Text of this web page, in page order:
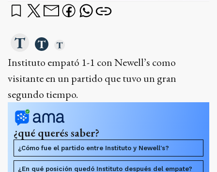
Instituto empató 1-1 con Newell’s como
visitante en un partido que tuvo un gran
segundo tiempo.
¿qué querés saber?
¿Cómo fue el partido entre Instituto y Newell's?
¿En qué posición quedó Instituto después del empate?